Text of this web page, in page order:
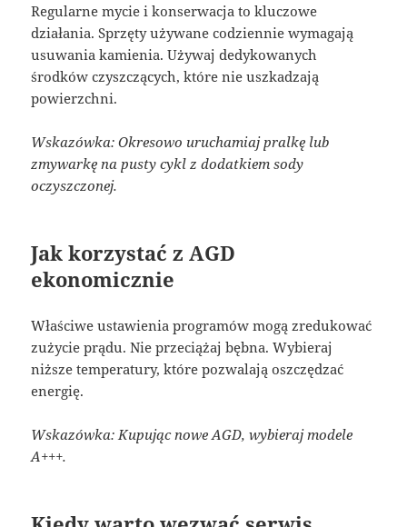
Regularne mycie i konserwacja to kluczowe
działania. Sprzęty używane codziennie wymagają
usuwania kamienia. Używaj dedykowanych
środków czyszczących, które nie uszkadzają
powierzchni.
Wskazówka: Okresowo uruchamiaj pralkę lub
zmywarkę na pusty cykl z dodatkiem sody
oczyszczonej.
Jak korzystać z AGD
ekonomicznie
Właściwe ustawienia programów mogą zredukować
zużycie prądu. Nie przeciążaj bębna. Wybieraj
niższe temperatury, które pozwalają oszczędzać
energię.
Wskazówka: Kupując nowe AGD, wybieraj modele
A+++.